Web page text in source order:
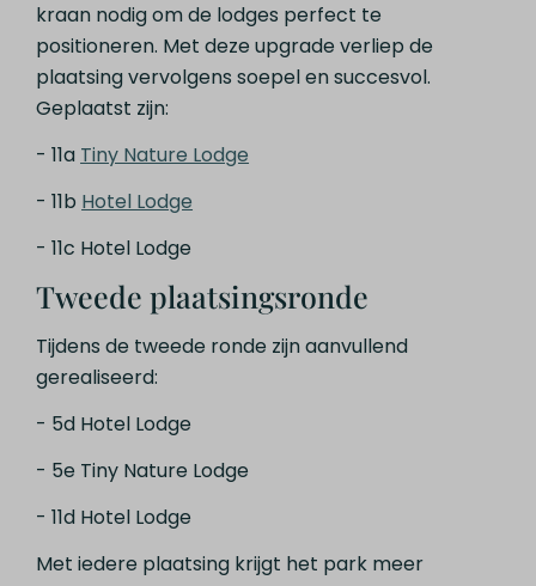
kraan nodig om de lodges perfect te
positioneren. Met deze upgrade verliep de
plaatsing vervolgens soepel en succesvol.
Geplaatst zijn:
- 11a Tiny Nature Lodge
- 11b Hotel Lodge
- 11c Hotel Lodge
Tweede plaatsingsronde
Tijdens de tweede ronde zijn aanvullend
gerealiseerd:
- 5d Hotel Lodge
- 5e Tiny Nature Lodge
- 11d Hotel Lodge
Met iedere plaatsing krijgt het park meer